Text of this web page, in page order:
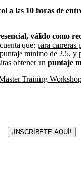
a las 10 horas de
válido como
que: para carreras
mínimo de 2.5, y
obtener un puntaje
Training
¡INSCRÍBETE AQUÍ!